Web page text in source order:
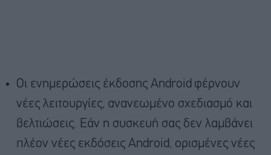
Οι ενημερώσεις έκδοσης Android φέρνουν
νέες λειτουργίες, ανανεωμένο σχεδιασμό και
βελτιώσεις. Εάν η συσκευή σας δεν λαμβάνει
πλέον νέες εκδόσεις Android, ορισμένες νέες